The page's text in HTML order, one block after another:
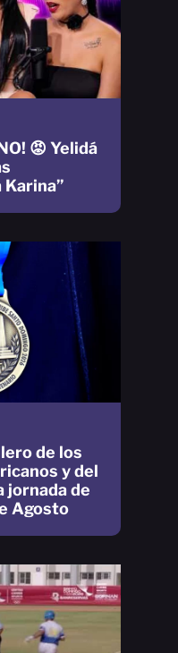
😡 Yelidá
de los
y del
jornada de
Agosto